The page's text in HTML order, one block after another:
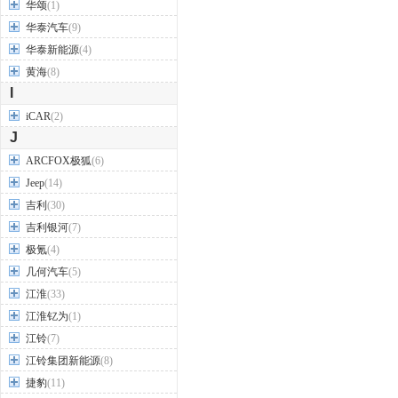
华颂(1)
华泰汽车(9)
华泰新能源(4)
黄海(8)
iCAR(2)
J
ARCFOX极狐(6)
Jeep(14)
吉利 (30)
吉利银河(7)
极氪(4)
几何汽车(5)
江淮(33)
江淮钇为(1)
江铃(7)
江铃集团新能源(8)
捷豹(11)